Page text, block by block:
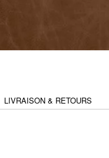
LIVRAISON & RETOURS